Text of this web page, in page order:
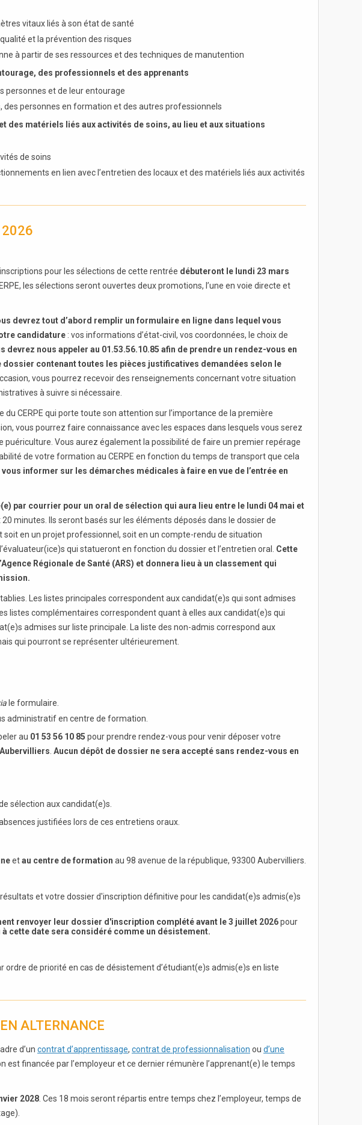
vitaux liés à son état de santé
et la prévention des risques
à partir de ses ressources et des techniques de manutention
des professionnels et des apprenants
personnes et de leur entourage
personnes en formation et des autres professionnels
des matériels liés aux activités de soins, au lieu et aux situations
de soins
en lien avec l’entretien des locaux et des matériels liés aux activités
2026
inscriptions pour les sélections de cette rentrée débuteront le lundi 23 mars
les sélections seront ouvertes deux promotions, l’une en voie directe et
devrez tout d’abord remplir un formulaire en ligne dans lequel vous
candidature : vos informations d’état-civil, vos coordonnées, le choix de
devrez nous appeler au 01.53.56.10.85 afin de prendre un rendez-vous en
contenant toutes les pièces justificatives demandées selon le
vous pourrez recevoir des renseignements concernant votre situation
à suivre si nécessaire.
CERPE qui porte toute son attention sur l’importance de la première
vous pourrez faire connaissance avec les espaces dans lesquels vous serez
Vous aurez également la possibilité de faire un premier repérage
de votre formation au CERPE en fonction du temps de transport que cela
informer sur les démarches médicales à faire en vue de l’entrée en
par courrier pour un oral de sélection qui aura lieu entre le lundi 04 mai et
20 minutes. Ils seront basés sur les éléments déposés dans le dossier de
en un projet professionnel, soit en un compte-rendu de situation
qui statueront en fonction du dossier et l’entretien oral. Cette
Régionale de Santé (ARS) et donnera lieu à un classement qui
Les listes principales correspondent aux candidat(e)s qui sont admises
listes complémentaires correspondent quant à elles aux candidat(e)s qui
admises sur liste principale. La liste des non-admis correspond aux
qui pourront se représenter ultérieurement.
le formulaire.
administratif en centre de formation.
au 01 53 56 10 85 pour prendre rendez-vous pour venir déposer votre
Aucun dépôt de dossier ne sera accepté sans rendez-vous en
sélection aux candidat(e)s.
justifiées lors de ces entretiens oraux.
etau centre de formation au 98 avenue de la république, 93300 Aubervilliers.
et votre dossier d'inscription définitive pour les candidat(e)s admis(e)s
renvoyer leur dossier d'inscription complété avant le 3 juillet 2026pour
cette date sera considéré comme un désistement.
de priorité en cas de désistement d’étudiant(e)s admis(e)s en liste
ALTERNANCE
d’un contrat d’apprentissage, contrat de professionnalisation ou d’une
est financée par l’employeur et ce dernier rémunère l’apprenant(e) le temps
2028 . Ces 18 mois seront répartis entre temps chez l’employeur, temps de